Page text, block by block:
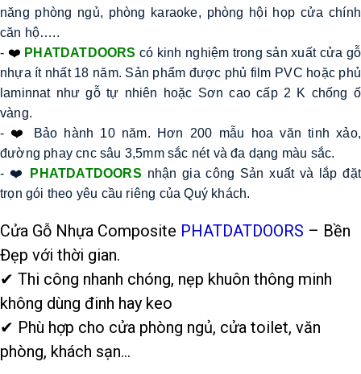
năng phòng ngủ, phòng karaoke, phòng hội họp cửa chính
căn hộ…..
- ❤️ PHATDATDOORS có kinh nghiệm trong sản xuất cửa gỗ
nhựa ít nhất 18 năm. Sản phẩm được phủ film PVC hoặc phủ
laminnat như gỗ tự nhiên hoặc Sơn cao cấp 2 K chống ố
vàng.
- ❤️
Bảo hành 10 năm. Hơn 200 mẫu hoa văn tinh xảo,
đường phay cnc sâu 3,5mm sắc nét và đa dạng màu sắc.
- ❤️
PHATDATDOORS nhận gia công Sản xuất và lắp đặt
trọn gói theo yêu cầu riêng của Quý khách.
Cửa Gỗ Nhựa Composite PHATDATDOORS – Bền
Đẹp với thời gian.
✔ Thi công nhanh chóng, nẹp khuôn thông minh
không dùng đinh hay keo
✔ Phù hợp cho cửa phòng ngủ, cửa toilet, văn
phòng, khách sạn…